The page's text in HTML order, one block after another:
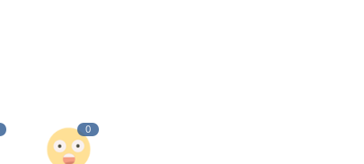
0